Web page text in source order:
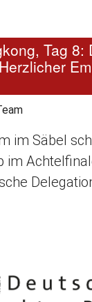
Tag 8:
im Säbel
im